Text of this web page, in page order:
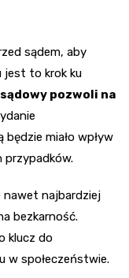
sądem, aby
jest to krok ku
pozwoli na
miało wpływ
przypadków.
nawet najbardziej
bezkarność.
klucz do
w społeczeństwie.